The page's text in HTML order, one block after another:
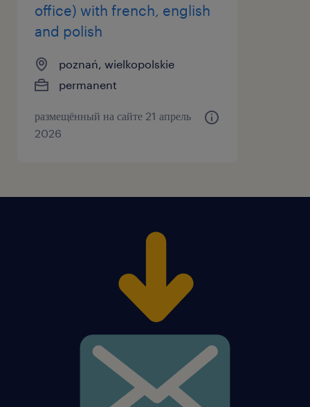
office) with french, english
and polish
poznań, wielkopolskie
permanent
размещённый на сайте 21 апрель
2026